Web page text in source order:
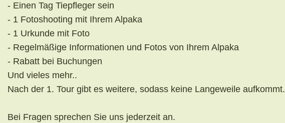
- Einen Tag Tiepfleger sein
- 1 Fotoshooting mit Ihrem Alpaka
- 1 Urkunde mit Foto
- Regelmäßige Informationen und Fotos von Ihrem Alpaka
- Rabatt bei Buchungen
Und vieles mehr..
Nach der 1. Tour gibt es weitere, sodass keine Langeweile aufkommt.
Bei Fragen sprechen Sie uns jederzeit an.